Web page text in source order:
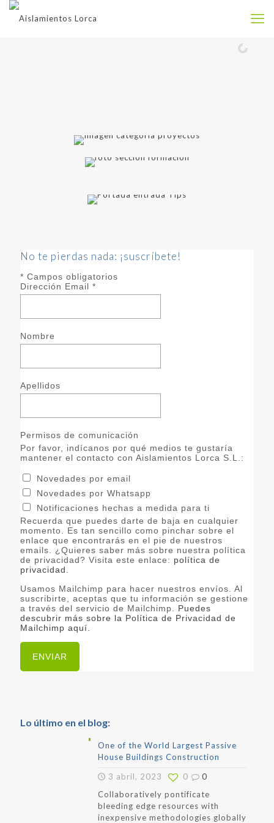
No te pierdas nada: ¡suscríbete!
* Campos obligatorios
Dirección Email *
Nombre
Apellidos
Permisos de comunicación
Por favor, indícanos por qué medios te gustaría
mantener el contacto con Aislamientos Lorca S.L.:
Novedades por email
Novedades por Whatsapp
Notificaciones hechas a medida para ti
Recuerda que puedes darte de baja en cualquier
momento. Es tan sencillo como pinchar sobre el
enlace que encontrarás en el pie de nuestros
emails. ¿Quieres saber más sobre nuestra política
de privacidad? Visita este enlace: política de
privacidad.
Usamos Mailchimp para hacer nuestros envíos. Al
suscribirte, aceptas que tu información se gestione
a través del servicio de Mailchimp. Puedes
descubrir más sobre la Política de Privacidad de
Mailchimp aquí.
Lo último en el blog:
One of the World Largest Passive
House Buildings Construction
3 abril, 2023
0
0
Collaboratively pontificate
bleeding edge resources with
inexpensive methodologies globally